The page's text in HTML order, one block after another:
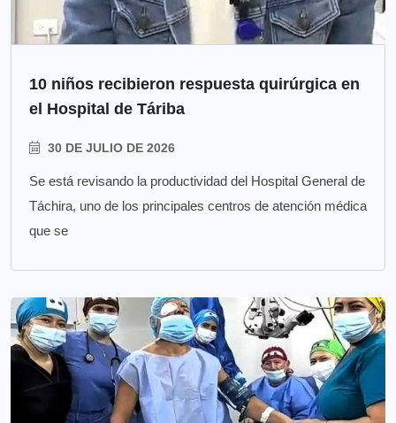
10 niños recibieron respuesta quirúrgica en
el Hospital de Táriba
30 DE JULIO DE 2026
Se está revisando la productividad del Hospital General de
Táchira, uno de los principales centros de atención médica
que se